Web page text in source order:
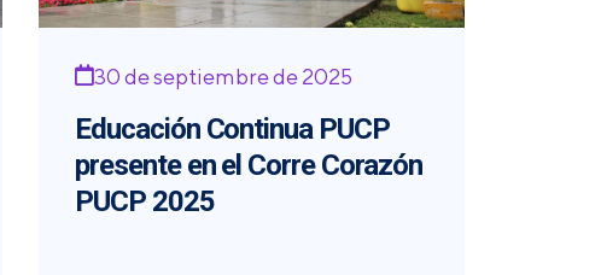
30 de septiembre de 2025
Educación Continua PUCP
presente en el Corre Corazón
PUCP 2025